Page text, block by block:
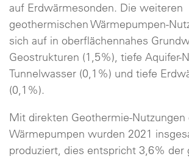
auf Erdwärmesonden. Die weiteren
geothermischen Wärmepumpen-
sich auf in oberflächennahes
Geostrukturen (1,5%), tiefe Aquifer-
Tunnelwasser (0,1%) und tiefe
(0,1%).
Mit direkten Geothermie-Nutzungen
Wärmepumpen wurden 2021
produziert, dies entspricht 3,6% der